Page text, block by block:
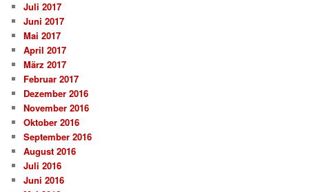
Juli 2017
Juni 2017
Mai 2017
April 2017
März 2017
Februar 2017
Dezember 2016
November 2016
Oktober 2016
September 2016
August 2016
Juli 2016
Juni 2016